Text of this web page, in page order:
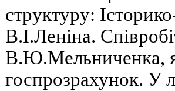
структуру:
В.I.Ленiна.
В.Ю.Мельниченка,
госпрозрахунок. У